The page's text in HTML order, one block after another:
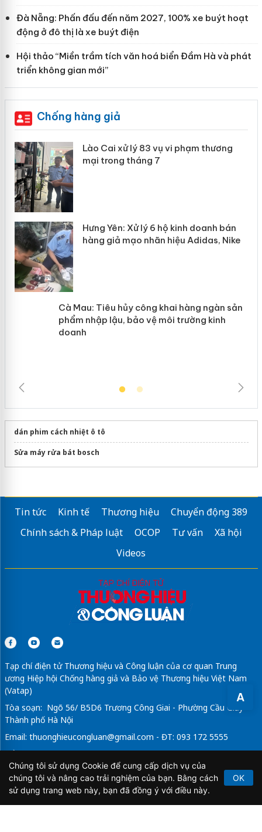
A
Đà Nẵng: Phấn đấu đến năm 2027, 100% xe buýt hoạt
động ở đô thị là xe buýt điện
Hội thảo “Miền trầm tích văn hoá biển Đầm Hà và phát
triển không gian mới”
Chống hàng giả
Lào Cai xử lý 83 vụ vi phạm thương
mại trong tháng 7
Hưng Yên: Xử lý 6 hộ kinh doanh bán
hàng giả mạo nhãn hiệu Adidas, Nike
Cà Mau: Tiêu hủy công khai hàng
ngàn sản phẩm nhập lậu, bảo vệ môi
trường kinh doanh
dán phim cách nhiệt ô tô
Sửa máy rửa bát bosch
Tin tức Kinh tế Thương hiệu
Chuyển động 389
Chính sách & Pháp luật
OCOP Tư vấn
Xã hội
Videos
Tạp chí điện tử Thương hiệu và Công luận của cơ quan Trung
ương Hiệp hội Chống hàng giả và Bảo vệ Thương hiệu Việt Nam
(Vatap)
Tòa soạn: Ngõ 56/ B5D6 Trương Công Giai - Phường Cầu Giấy -
Thành phố Hà Nội
Email: thuonghieucongluan@gmail.com - ĐT: 093 172 5555
Tổng Biên Tập: Vũ Đức Thuận
Giấy phép hoạt động báo chí điện tử số 64/GP-BTTTT do Bộ
Thông tin và Truyền thông cấp ngày 21/2/2020.
Chúng tôi sử dụng Cookie để cung cấp dịch vụ của
chúng tôi và nâng cao trải nghiệm của bạn. Bằng cách
sử dụng trang web này, bạn đã đồng ý với điều này.
OK